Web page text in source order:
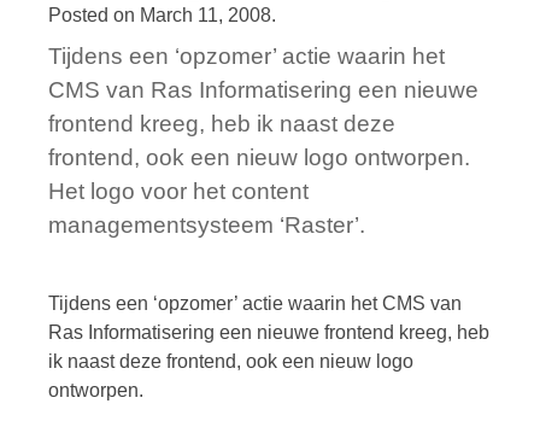
Posted on March 11, 2008.
Tijdens een ‘opzomer’ actie waarin het
CMS van Ras Informatisering een nieuwe
frontend kreeg, heb ik naast deze
frontend, ook een nieuw logo ontworpen.
Het logo voor het content
managementsysteem ‘Raster’.
Tijdens een ‘opzomer’ actie waarin het CMS van
Ras Informatisering een nieuwe frontend kreeg, heb
ik naast deze frontend, ook een nieuw logo
ontworpen.